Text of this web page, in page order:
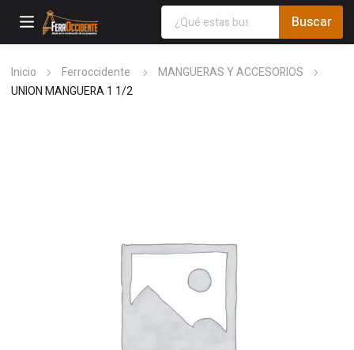
Inicio Ferroccidente
MANGUERAS Y ACCESORIOS
UNION MANGUERA 1 1/2